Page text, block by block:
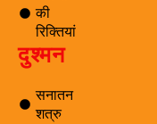
की
रिक्तियां
दुश्मन
सनातन
शत्रु